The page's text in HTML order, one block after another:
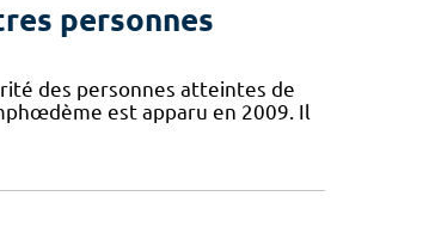
personnes
des personnes atteintes de
est apparu en 2009. Il